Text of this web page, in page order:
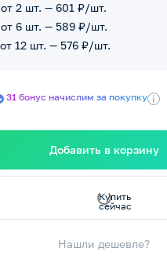
2 шт. — 601 ₽/шт.
от 6 шт. — 589 ₽/шт.
12 шт. — 576 ₽/шт.
31 бонус начислим за покупку i
Добавить в корзину
К
у
п
ить с
е
й
ч
а
Нашли дешевле?